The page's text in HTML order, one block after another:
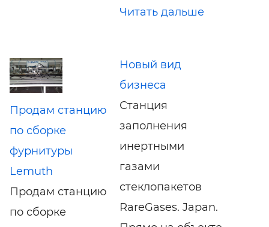
Читать дальше
Продам станцию
по сборке
фурнитуры
Lemuth
Продам станцию
по сборке
Новый вид
бизнеса
Станция
заполнения
инертными
газами
стеклопакетов
RareGases. Japan.